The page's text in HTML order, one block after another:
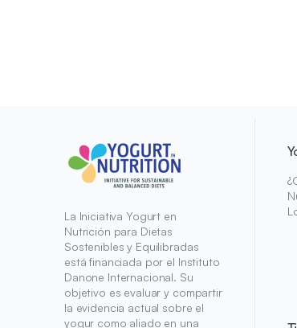
La Iniciativa Yogurt en
Nutrición para Dietas
Sostenibles y Equilibradas
está financiada por el Instituto
Danone Internacional. Su
objetivo es evaluar y compartir
la evidencia actual sobre el
yogur como aliado en una